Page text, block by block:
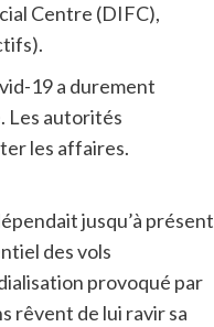
Centre (DIFC),
19 a durement
Les autorités
les affaires.
jusqu’à présent
des vols
provoqué par
rêvent de lui ravir sa